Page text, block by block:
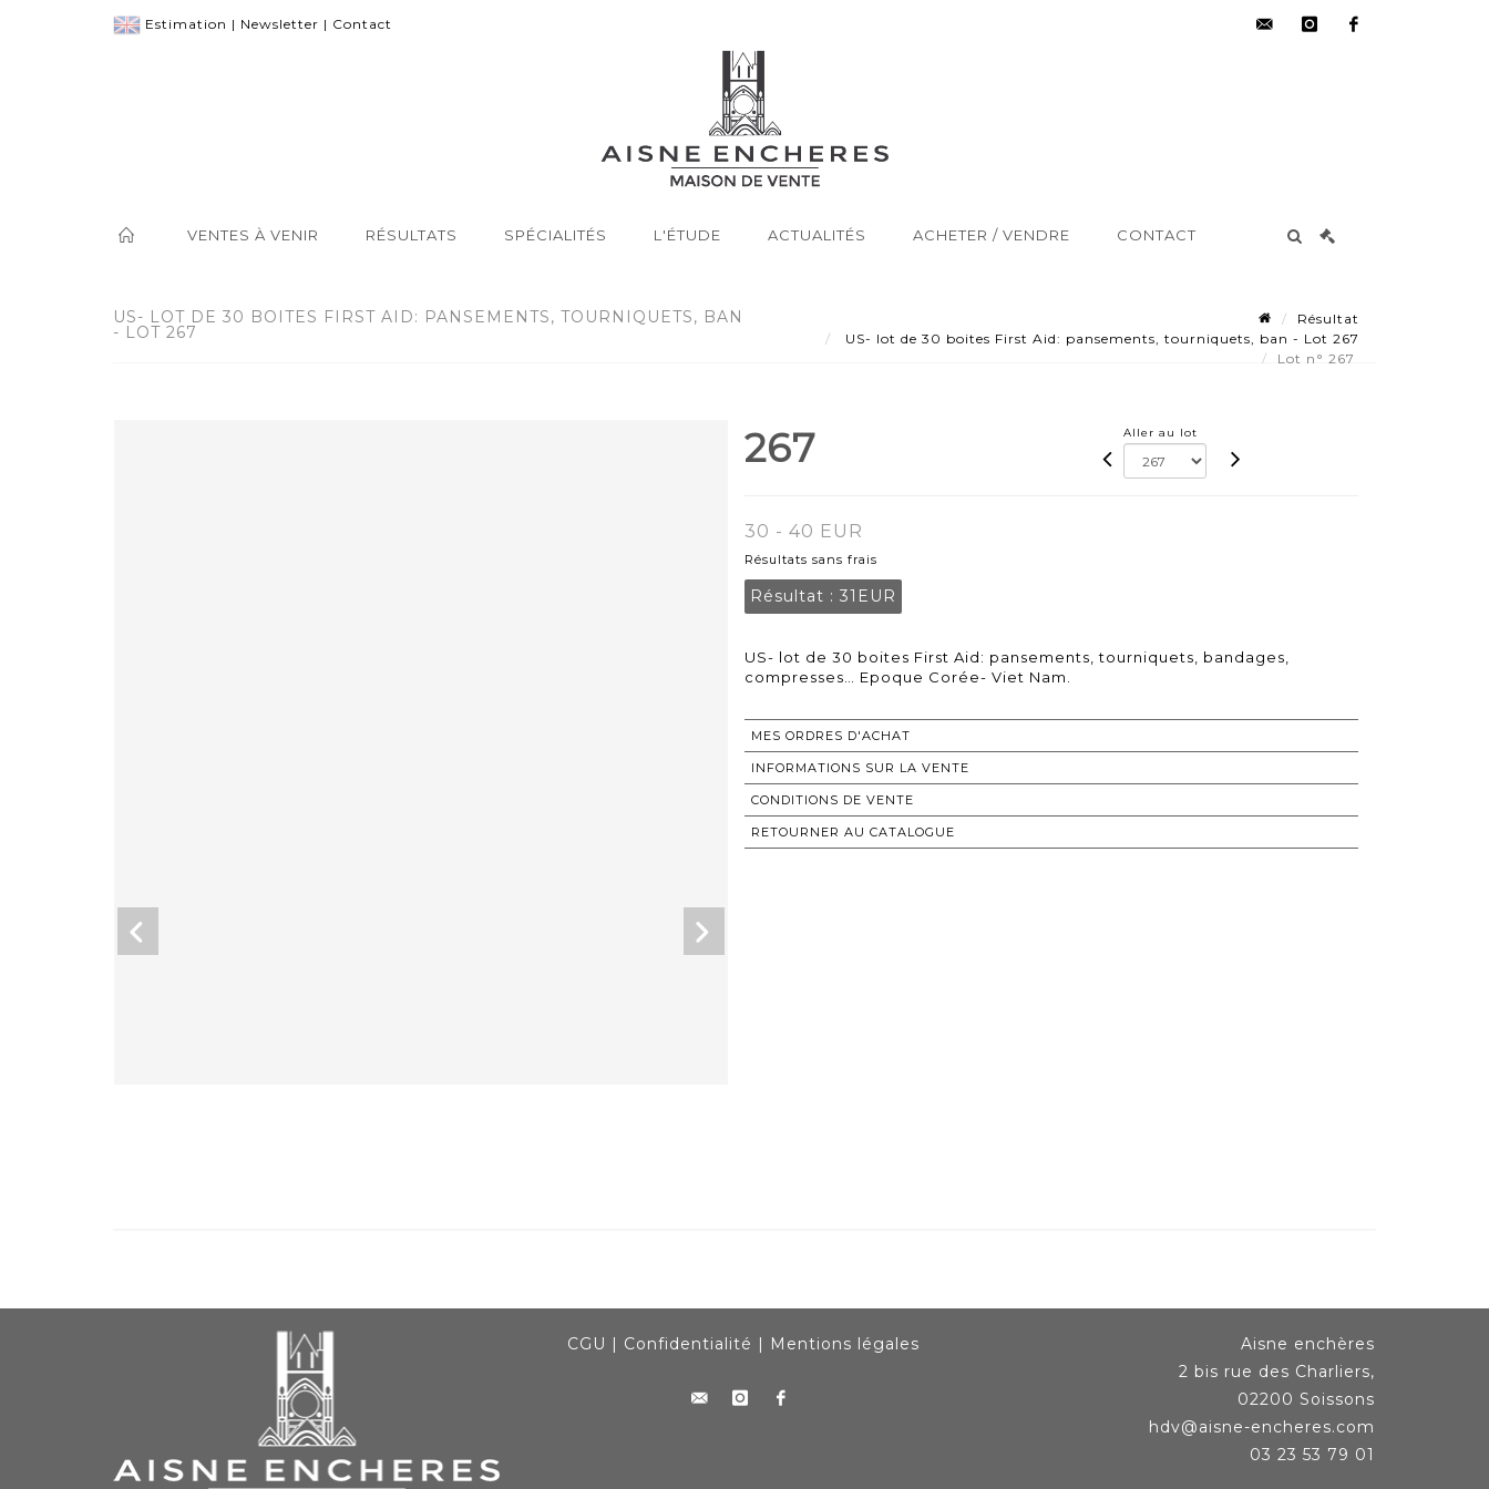
Estimation | Newsletter | Contact
VENTES À VENIR RÉSULTATS SPÉCIALITÉS L'ÉTUDE ACTUALITÉS ACHETER / VENDRE CONTACT
US- LOT DE 30 BOITES FIRST AID: PANSEMENTS, TOURNIQUETS, BAN
- LOT 267
Résultat
US- lot de 30 boites First Aid: pansements, tourniquets, ban - Lot 267
Lot n° 267
267 Aller au lot
30 - 40 EUR
Résultats sans frais
Résultat : 31EUR
US- lot de 30 boites First Aid: pansements, tourniquets, bandages,
compresses… Epoque Corée- Viet Nam.
MES ORDRES D'ACHAT
INFORMATIONS SUR LA VENTE
CONDITIONS DE VENTE
RETOURNER AU CATALOGUE
CGU | Confidentialité | Mentions légales
Aisne enchères
2 bis rue des Charliers,
02200 Soissons
hdv@aisne-encheres.com
03 23 53 79 01